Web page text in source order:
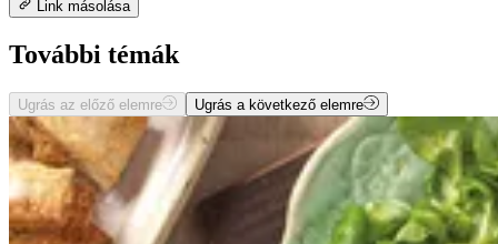
Link másolása
További témák
Ugrás az előző elemre Ugrás a következő elemre